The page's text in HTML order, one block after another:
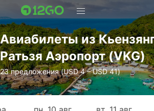
Авиабилеты из
Ратьзя Аэропорт (VKG)
23 предложения (USD 4 – USD 41)